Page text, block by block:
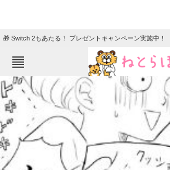
🎁 Switch 2もあたる！ プレゼントキャンペーン実施中！
ねとらぼメニュー
TOP
エンタメ クイズ
グルメ 地域
住まい 教育・育児